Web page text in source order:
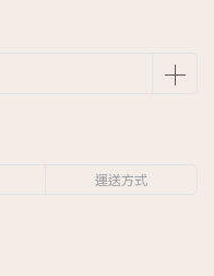
運送方式